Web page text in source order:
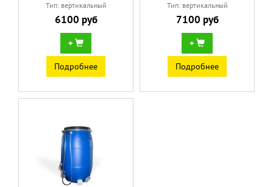
Тип: вертикальный
6100 руб
+
Подробнее
Тип: вертикальный
7100 руб
+
Подробнее